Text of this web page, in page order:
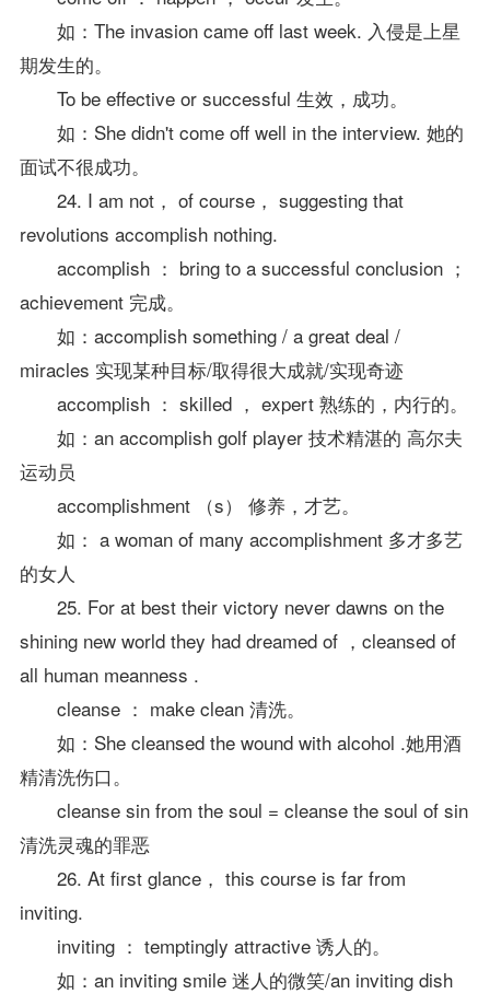
如：The invasion came off last week. 入侵是上星
期发生的。
To be effective or successful 生效，成功。
如：She didn't come off well in the interview. 她的
面试不很成功。
24. I am not， of course， suggesting that
revolutions accomplish nothing.
accomplish ： bring to a successful conclusion ；
achievement 完成。
如：accomplish something / a great deal /
miracles 实现某种目标/取得很大成就/实现奇迹
accomplish ： skilled ， expert 熟练的，内行的。
如：an accomplish golf player 技术精湛的 高尔夫
运动员
accomplishment （s） 修养，才艺。
如： a woman of many accomplishment 多才多艺
的女人
25. For at best their victory never dawns on the
shining new world they had dreamed of ，cleansed of
all human meanness .
cleanse ： make clean 清洗。
如：She cleansed the wound with alcohol .她用酒
精清洗伤口。
cleanse sin from the soul = cleanse the soul of sin
清洗灵魂的罪恶
26. At first glance， this course is far from
inviting.
inviting ： temptingly attractive 诱人的。
如：an inviting smile 迷人的微笑/an inviting dish